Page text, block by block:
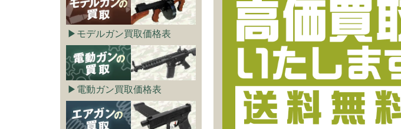
モデルガン買取価格表
電動ガン買取価格表